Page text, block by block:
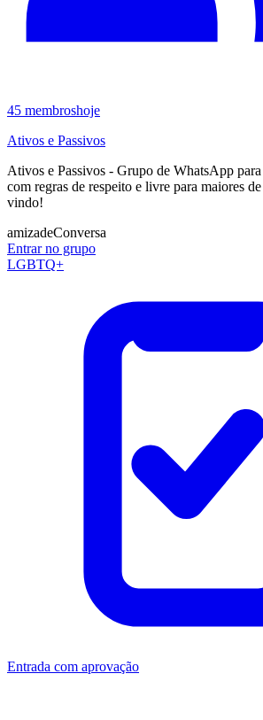
45 membroshoje
Ativos e Passivos
Ativos e Passivos - Grupo de WhatsApp
com regras de respeito e livre para maiores
vindo!
amizadeConversa
Entrar no grupo
LGBTQ+
Entrada com aprovação